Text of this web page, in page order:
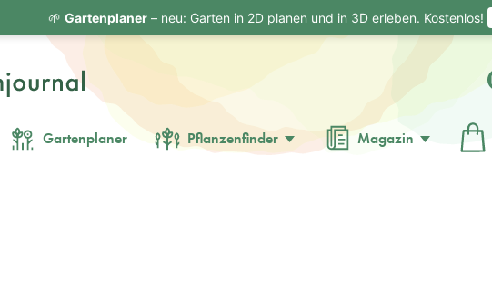
Gartenplaner Pflanzenfinder Magazin
🌱 Gartenplaner– neu: Garten in 2D planen und in 3D erleben. Kostenlos!